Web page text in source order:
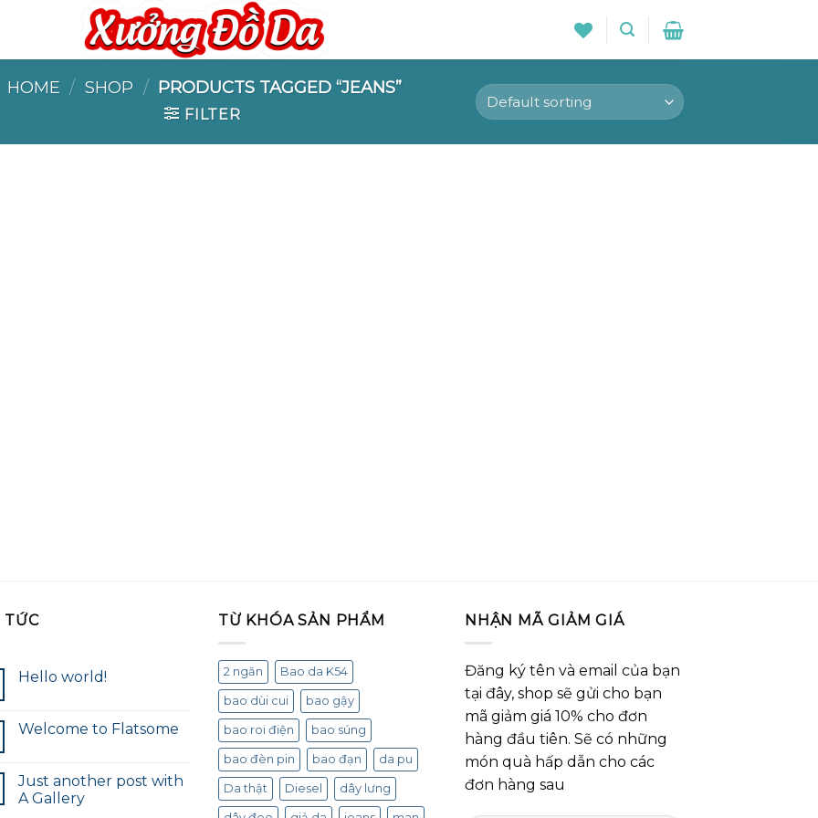
HOME / SHOP / PRODUCTS TAGGED “JEANS”
FILTER
TỨC
Hello world!
Welcome to Flatsome
Just another post with
A Gallery
TỪ KHÓA SẢN PHẨM
2 ngăn Bao da K54
bao dùi cui bao gậy
bao roi điện bao súng
bao đèn pin bao đạn da pu
Da thật Diesel dây lưng
NHẬN MÃ GIẢM GIÁ
Đăng ký tên và email của bạn
tại đây, shop sẽ gửi cho bạn
mã giảm giá 10% cho đơn
hàng đầu tiên. Sẽ có những
món quà hấp dẫn cho các
đơn hàng sau